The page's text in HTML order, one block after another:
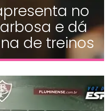
no
e dá
de treinos